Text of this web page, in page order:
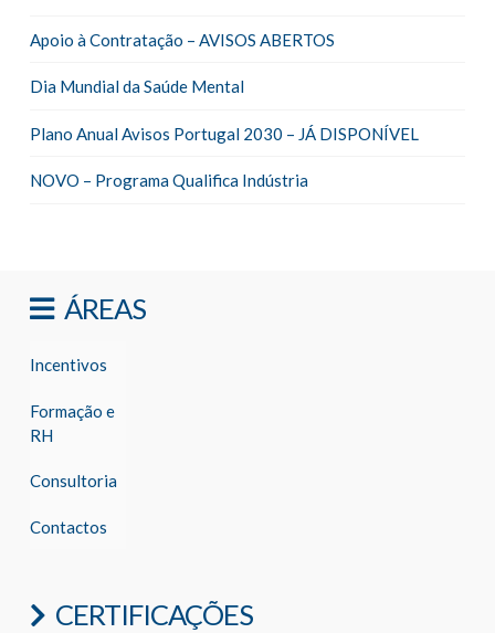
Apoio à Contratação – AVISOS ABERTOS
Dia Mundial da Saúde Mental
Plano Anual Avisos Portugal 2030 – JÁ DISPONÍVEL
NOVO – Programa Qualifica Indústria
ÁREAS
Incentivos
Formação e
RH
Consultoria
Contactos
CERTIFICAÇÕES